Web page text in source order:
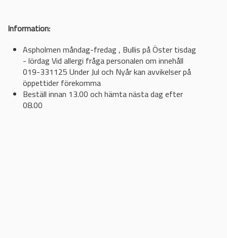
Information:
Aspholmen måndag-fredag , Bullis på Öster tisdag
- lördag Vid allergi fråga personalen om innehåll
019-331125 Under Jul och Nyår kan avvikelser på
öppettider förekomma
Beställ innan 13.00 och hämta nästa dag efter
08.00